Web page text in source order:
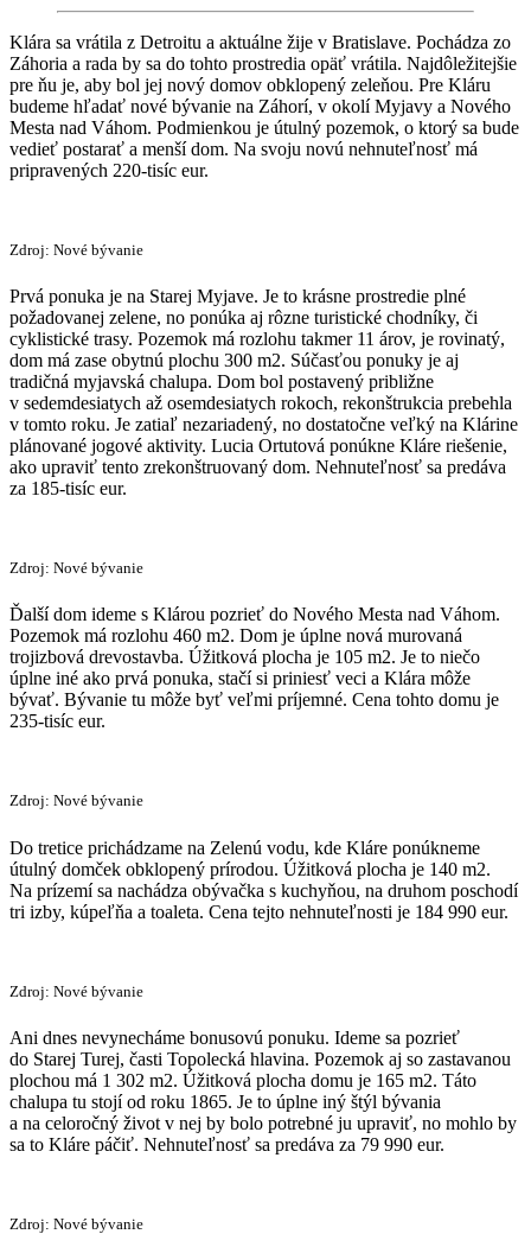
Klára sa vrátila z Detroitu a aktuálne žije v Bratislave. Pochádza zo
Záhoria a rada by sa do tohto prostredia opäť vrátila. Najdôležitejšie
pre ňu je, aby bol jej nový domov obklopený zeleňou. Pre Kláru
budeme hľadať nové bývanie na Záhorí, v okolí Myjavy a Nového
Mesta nad Váhom. Podmienkou je útulný pozemok, o ktorý sa bude
vedieť postarať a menší dom. Na svoju novú nehnuteľnosť má
pripravených 220-tisíc eur.
Zdroj: Nové bývanie
Prvá ponuka je na Starej Myjave. Je to krásne prostredie plné
požadovanej zelene, no ponúka aj rôzne turistické chodníky, či
cyklistické trasy. Pozemok má rozlohu takmer 11 árov, je rovinatý,
dom má zase obytnú plochu 300 m2. Súčasťou ponuky je aj
tradičná myjavská chalupa. Dom bol postavený približne
v sedemdesiatych až osemdesiatych rokoch, rekonštrukcia prebehla
v tomto roku. Je zatiaľ nezariadený, no dostatočne veľký na Klárine
plánované jogové aktivity. Lucia Ortutová ponúkne Kláre riešenie,
ako upraviť tento zrekonštruovaný dom. Nehnuteľnosť sa predáva
za 185-tisíc eur.
Zdroj: Nové bývanie
Ďalší dom ideme s Klárou pozrieť do Nového Mesta nad Váhom.
Pozemok má rozlohu 460 m2. Dom je úplne nová murovaná
trojizbová drevostavba. Úžitková plocha je 105 m2. Je to niečo
úplne iné ako prvá ponuka, stačí si priniesť veci a Klára môže
bývať. Bývanie tu môže byť veľmi príjemné. Cena tohto domu je
235-tisíc eur.
Zdroj: Nové bývanie
Do tretice prichádzame na Zelenú vodu, kde Kláre ponúkneme
útulný domček obklopený prírodou. Úžitková plocha je 140 m2.
Na prízemí sa nachádza obývačka s kuchyňou, na druhom poschodí
tri izby, kúpeľňa a toaleta. Cena tejto nehnuteľnosti je 184 990 eur.
Zdroj: Nové bývanie
Ani dnes nevynecháme bonusovú ponuku. Ideme sa pozrieť
do Starej Turej, časti Topolecká hlavina. Pozemok aj so zastavanou
plochou má 1 302 m2. Úžitková plocha domu je 165 m2. Táto
chalupa tu stojí od roku 1865. Je to úplne iný štýl bývania
a na celoročný život v nej by bolo potrebné ju upraviť, no mohlo by
sa to Kláre páčiť. Nehnuteľnosť sa predáva za 79 990 eur.
Zdroj: Nové bývanie